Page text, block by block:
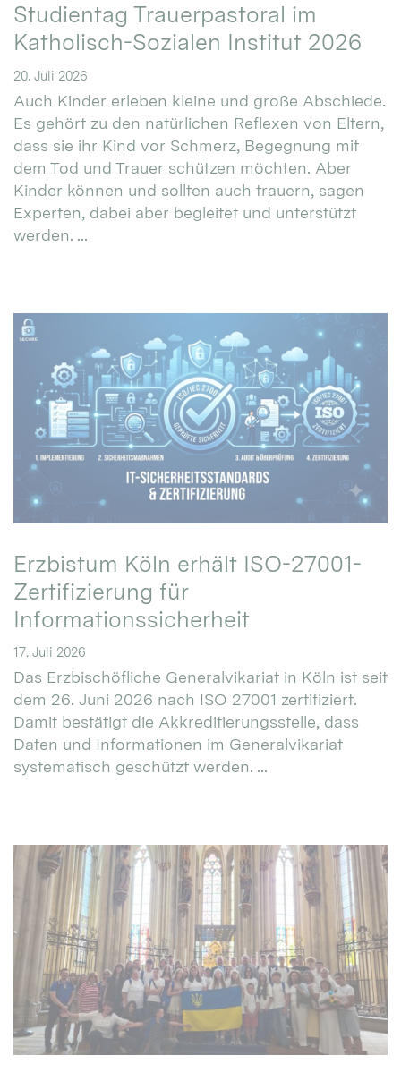
Studientag Trauerpastoral im
Katholisch-Sozialen Institut 2026
20. Juli 2026
Auch Kinder erleben kleine und große Abschiede.
Es gehört zu den natürlichen Reflexen von Eltern,
dass sie ihr Kind vor Schmerz, Begegnung mit
dem Tod und Trauer schützen möchten. Aber
Kinder können und sollten auch trauern, sagen
Experten, dabei aber begleitet und unterstützt
werden. ...
Erzbistum Köln erhält ISO-27001-
Zertifizierung für
Informationssicherheit
17. Juli 2026
Das Erzbischöfliche Generalvikariat in Köln ist seit
dem 26. Juni 2026 nach ISO 27001 zertifiziert.
Damit bestätigt die Akkreditierungsstelle, dass
Daten und Informationen im Generalvikariat
systematisch geschützt werden. ...